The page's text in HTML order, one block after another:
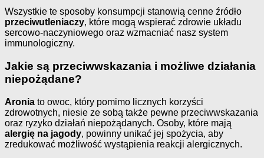
Wszystkie te sposoby konsumpcji stanowią cenne źródło
przeciwutleniaczy, które mogą wspierać zdrowie układu
sercowo-naczyniowego oraz wzmacniać nasz system
immunologiczny.
Jakie są przeciwwskazania i możliwe działania
niepożądane?
Aronia to owoc, który pomimo licznych korzyści
zdrowotnych, niesie ze sobą także pewne przeciwwskazania
oraz ryzyko działań niepożądanych. Osoby, które mają
alergię na jagody, powinny unikać jej spożycia, aby
zredukować możliwość wystąpienia reakcji alergicznych.